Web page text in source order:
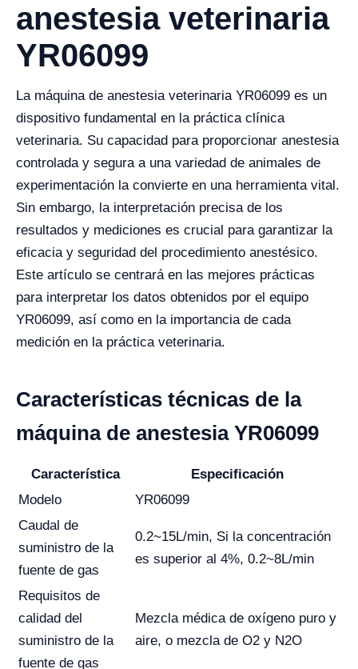
anestesia veterinaria
YR06099
La máquina de anestesia veterinaria YR06099 es un
dispositivo fundamental en la práctica clínica
veterinaria. Su capacidad para proporcionar anestesia
controlada y segura a una variedad de animales de
experimentación la convierte en una herramienta vital.
Sin embargo, la interpretación precisa de los
resultados y mediciones es crucial para garantizar la
eficacia y seguridad del procedimiento anestésico.
Este artículo se centrará en las mejores prácticas
para interpretar los datos obtenidos por el equipo
YR06099, así como en la importancia de cada
medición en la práctica veterinaria.
Características técnicas de la
máquina de anestesia YR06099
Característica
Especificación
Modelo
YR06099
Caudal de
suministro de la
fuente de gas
0.2~15L/min, Si la concentración
es superior al 4%, 0.2~8L/min
Requisitos de
calidad del
suministro de la
fuente de gas
Mezcla médica de oxígeno puro y
aire, o mezcla de O2 y N2O